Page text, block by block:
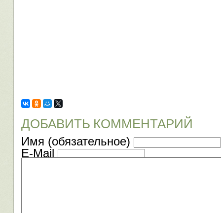
ДОБАВИТЬ КОММЕНТАРИЙ
Имя (обязательное)
E-Mail